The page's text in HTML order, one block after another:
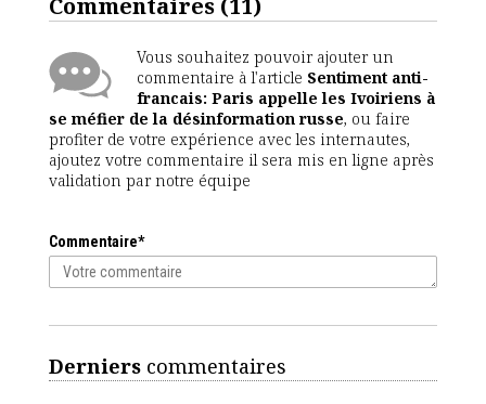
Commentaires (11)
Vous souhaitez pouvoir ajouter un
commentaire à l'article Sentiment anti-
francais: Paris appelle les Ivoiriens à
se méfier de la désinformation russe, ou faire
profiter de votre expérience avec les internautes,
ajoutez votre commentaire il sera mis en ligne après
validation par notre équipe
Commentaire*
Derniers commentaires